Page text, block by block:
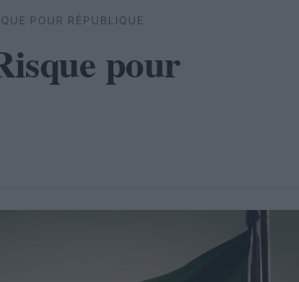
POUR RÉPUBLIQUE
pour